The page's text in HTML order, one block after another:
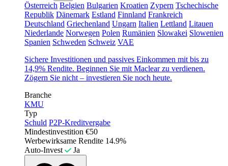
Österreich Belgien Bulgarien Kroatien Zypern Tschechische
Republik Dänemark Estland Finnland Frankreich
Deutschland Griechenland Ungarn Italien Lettland Litauen
Niederlande Norwegen Polen Rumänien Slowakei Slowenien
Spanien Schweden Schweiz VAE
Sichere Investitionen und passives Einkommen mit bis zu
14,9% Rendite. Beginnen Sie mit Maclear zu verdienen.
Zögern Sie nicht – investieren Sie noch heute.
Branche
KMU
Typ
Schuld P2P-Kreditvergabe
Mindestinvestition €50
Werbewirksame Rendite 14.9%
Auto-Invest
Ja